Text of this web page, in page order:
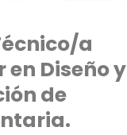
a
en Diseño y
de